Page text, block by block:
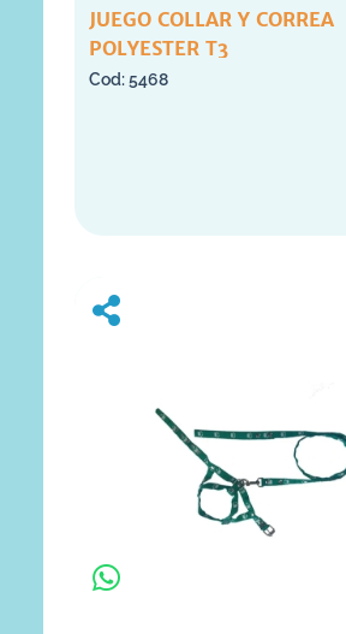
JUEGO COLLAR Y CORREA
POLYESTER T3
5468